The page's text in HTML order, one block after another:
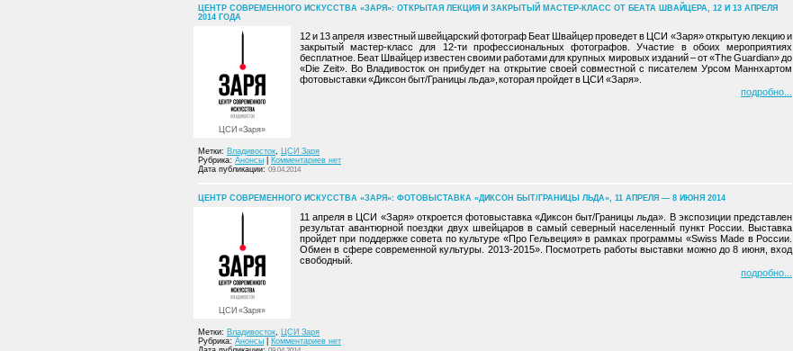
ЦЕНТР СОВРЕМЕННОГО ИСКУССТВА «ЗАРЯ»: ОТКРЫТАЯ ЛЕКЦИЯ И ЗАКРЫТЫЙ МАСТЕР-КЛАСС ОТ БЕАТА ШВАЙЦЕРА, 12 И 13 АПРЕЛЯ
2014 ГОДА
ЦСИ «Заря»
12 и 13 апреля известный швейцарский фотограф Беат Швайцер проведет в ЦСИ «Заря» открытую лекцию и
закрытый мастер-класс для 12-ти профессиональных фотографов. Участие в обоих мероприятиях
бесплатное. Беат Швайцер известен своими работами для крупных мировых изданий – от «The Guardian» до
«Die Zeit». Во Владивосток он прибудет на открытие своей совместной с писателем Урсом Маннхартом
фотовыставки «Диксон быт/Границы льда», которая пройдет в ЦСИ «Заря».
подробно
Метки: Владивосток, ЦСИ Заря
Рубрика: Анонсы
Комментариев нет
Дата публикации: 09.04.2014
ЦЕНТР СОВРЕМЕННОГО ИСКУССТВА «ЗАРЯ»: ФОТОВЫСТАВКА «ДИКСОН БЫТ/ГРАНИЦЫ ЛЬДА», 11 АПРЕЛЯ — 8 ИЮНЯ 2014
ЦСИ «Заря»
11 апреля в ЦСИ «Заря» откроется фотовыставка «Диксон быт/Границы льда». В экспозиции представлен
результат авантюрной поездки двух швейцаров в самый северный населенный пункт России. Выставка
пройдет при поддержке совета по культуре «Про Гельвеция» в рамках программы «Swiss Made в России.
Обмен в сфере современной культуры. 2013-2015». Посмотреть работы выставки можно до 8 июня, вход
свободный.
подробно
Метки: Владивосток, ЦСИ Заря
Рубрика: Анонсы
Комментариев нет